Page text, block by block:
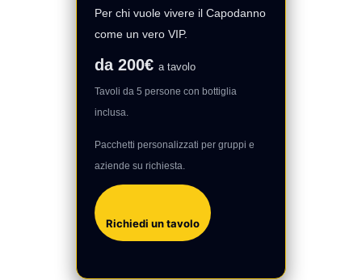
Per chi vuole vivere il Capodanno
come un vero VIP.
da 200€ a tavolo
Tavoli da 5 persone con bottiglia
inclusa.
Pacchetti personalizzati per gruppi e
aziende su richiesta.
Richiedi un tavolo